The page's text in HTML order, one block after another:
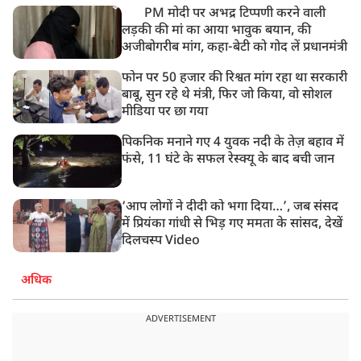
PM मोदी पर अभद्र टिप्पणी करने वाली
लड़की की मां का आया भावुक बयान, की
अजीबोगरीब मांग, कहा-बेटी को गोद लें प्रधानमंत्री
फोन पर 50 हजार की रिश्वत मांग रहा था सरकारी
बाबू, सुन रहे थे मंत्री, फिर जो किया, वो सोशल
मीडिया पर छा गया
पिकनिक मनाने गए 4 युवक नदी के तेज़ बहाव में
फंसे, 11 घंटे के सफल रेस्क्यू के बाद बची जान
‘आप लोगों ने दीदी को भगा दिया…’, जब संसद
में प्रियंका गांधी से भिड़ गए ममता के सांसद, देखें
दिलचस्प Video
अधिक
ADVERTISEMENT